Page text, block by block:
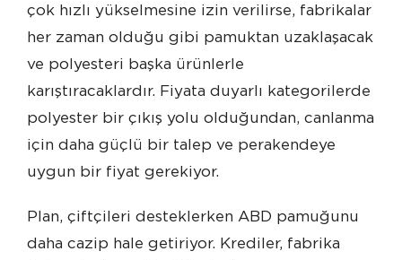
çok hızlı yükselmesine izin verilirse, fabrikalar
her zaman olduğu gibi pamuktan uzaklaşacak
ve polyesteri başka ürünlerle
karıştıracaklardır. Fiyata duyarlı kategorilerde
polyester bir çıkış yolu olduğundan, canlanma
için daha güçlü bir talep ve perakendeye
uygun bir fiyat gerekiyor.
Plan, çiftçileri desteklerken ABD pamuğunu
daha cazip hale getiriyor. Krediler, fabrika